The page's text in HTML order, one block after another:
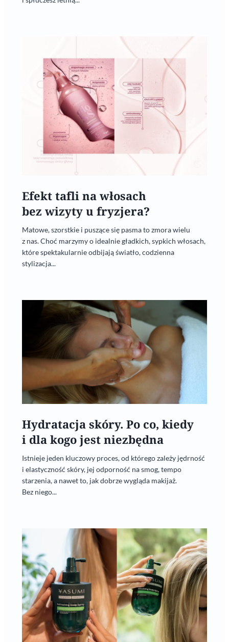
Efekt tafli na włosach
bez wizyty u fryzjera?
Matowe, szorstkie i puszące się pasma to zmora wielu
z nas. Choć marzymy o idealnie gładkich, sypkich włosach,
które spektakularnie odbijają światło, codzienna
stylizacja...
Hydratacja skóry. Po co, kiedy
i dla kogo jest niezbędna
Istnieje jeden kluczowy proces, od którego zależy jędrność
i elastyczność skóry, jej odporność na smog, tempo
starzenia, a nawet to, jak dobrze wygląda makijaż.
Bez niego...